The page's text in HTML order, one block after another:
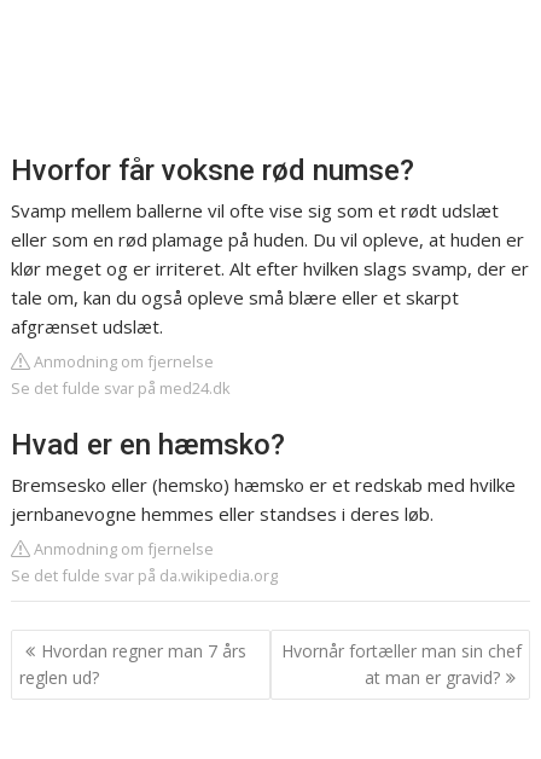
Hvorfor får voksne rød numse?
Svamp mellem ballerne vil ofte vise sig som et rødt udslæt
eller som en rød plamage på huden. Du vil opleve, at huden er
klør meget og er irriteret. Alt efter hvilken slags svamp, der er
tale om, kan du også opleve små blære eller et skarpt
afgrænset udslæt.
Anmodning om fjernelse
Se det fulde svar på med24.dk
Hvad er en hæmsko?
Bremsesko eller (hemsko) hæmsko er et redskab med hvilke
jernbanevogne hemmes eller standses i deres løb.
Anmodning om fjernelse
Se det fulde svar på da.wikipedia.org
Indlægsnavigation
Hvordan regner man 7 års
reglen ud?
Hvornår fortæller man sin chef
at man er gravid?